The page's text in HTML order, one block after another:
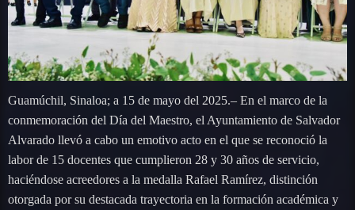
Guamúchil, Sinaloa; a 15 de mayo del 2025.– En el marco de la
conmemoración del Día del Maestro, el Ayuntamiento de Salvador
Alvarado llevó a cabo un emotivo acto en el que se reconoció la
labor de 15 docentes que cumplieron 28 y 30 años de servicio,
haciéndose acreedores a la medalla Rafael Ramírez, distinción
otorgada por su destacada trayectoria en la formación académica y